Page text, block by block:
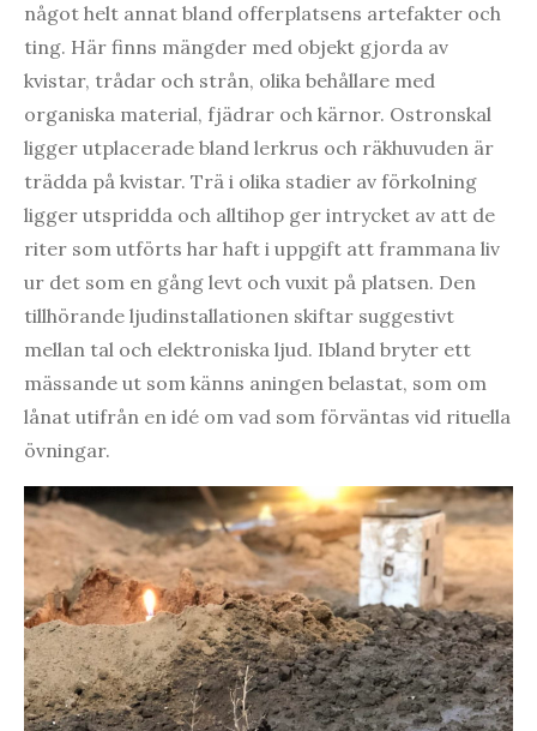
något helt annat bland offerplatsens artefakter och
ting. Här finns mängder med objekt gjorda av
kvistar, trådar och strån, olika behållare med
organiska material, fjädrar och kärnor. Ostronskal
ligger utplacerade bland lerkrus och räkhuvuden är
trädda på kvistar. Trä i olika stadier av förkolning
ligger utspridda och alltihop ger intrycket av att de
riter som utförts har haft i uppgift att frammana liv
ur det som en gång levt och vuxit på platsen. Den
tillhörande ljudinstallationen skiftar suggestivt
mellan tal och elektroniska ljud. Ibland bryter ett
mässande ut som känns aningen belastat, som om
lånat utifrån en idé om vad som förväntas vid rituella
övningar.